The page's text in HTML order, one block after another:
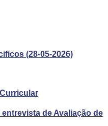
(28-05-2026)
de Avaliação de